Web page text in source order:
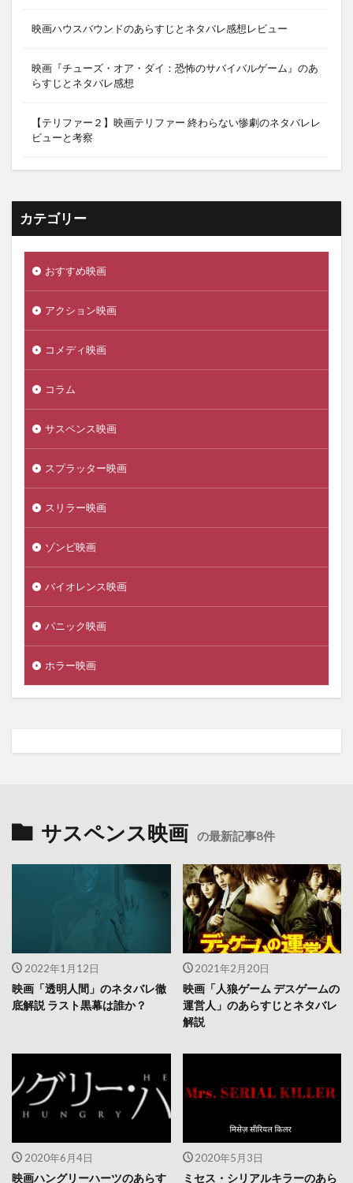
映画ハウスバウンドのあらすじとネタバレ感想レビュー
映画『チューズ・オア・ダイ：恐怖のサバイバルゲーム』のあ
らすじとネタバレ感想
【テリファー２】映画テリファー 終わらない惨劇のネタバレレ
ビューと考察
カテゴリー
おすすめ映画
アクション映画
コメディ映画
コラム
サスペンス映画
スプラッター映画
スリラー映画
ゾンビ映画
バイオレンス映画
パニック映画
ホラー映画
サスペンス映画 の最新記事8件
2022年1月12日
映画「透明人間」のネタバレ徹
底解説 ラスト黒幕は誰か？
2021年2月20日
映画「人狼ゲーム デスゲームの
運営人」のあらすじとネタバレ
解説
2020年6月4日
映画ハングリーハーツのあらす
2020年5月3日
ミセス・シリアルキラーのあら